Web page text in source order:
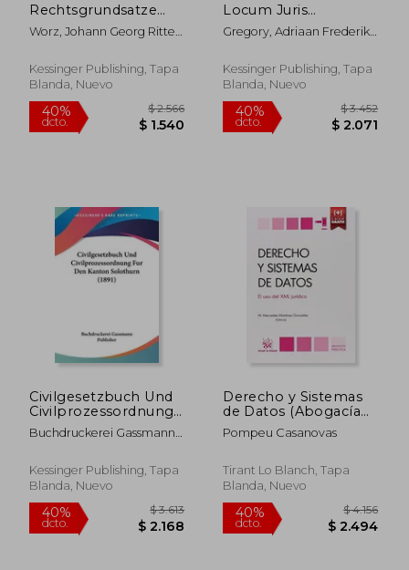
40%
dcto.
$ 2.969
$ 1.781
40%
dcto.
Rechtsgrundsatze
Des
Oesterreichischen
(1890) (en Alemán)
Worz, Johann Georg Ritter
Kessinger Publishing, Tapa
Blanda, Nuevo
Locum Juris
Criminalis De
Inculpatae Tutelae
(en Latin)
Gregory, Adriaan Frederik
Kessinger Publishing, Tapa
Blanda, Nuevo
Civilgesetzbuch Und
Civilprozessordnung
Fur Den Kanton
Solothurn (1891) (en
Buchdruckerei Gassmann
Kessinger Publishing, Tapa
Blanda, Nuevo
Derecho y Sistemas
de Datos (Abogacía
práctica)
Pompeu Casanovas
Tirant Lo Blanch, Tapa
Blanda, Nuevo